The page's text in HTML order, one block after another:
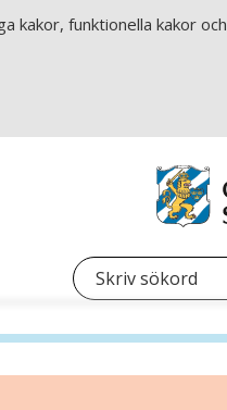
kakor, funktionella kakor och